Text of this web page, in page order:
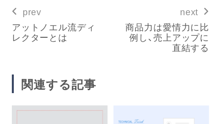
prev
アットノエル流ディ
レクターとは
next
商品力は愛情力に比
例し、売上アップに
直結する
関連する記事